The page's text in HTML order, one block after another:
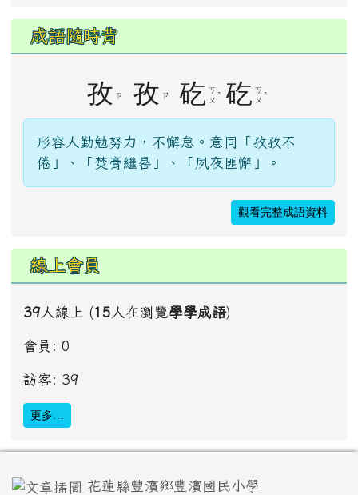
成語隨時背
孜 ㄗ 孜 ㄗ 矻 ㄎ
ㄨ ˋ 矻 ㄎ
ㄨ ˋ
形容人勤勉努力，不懈怠。意同「孜孜不
倦」、「焚膏繼晷」、「夙夜匪懈」。
觀看完整成語資料
線上會員
39 人線上 (15 人在瀏覽學學成語)
會員: 0
訪客: 39
更多…
花蓮縣豐濱鄉豐濱國民小學